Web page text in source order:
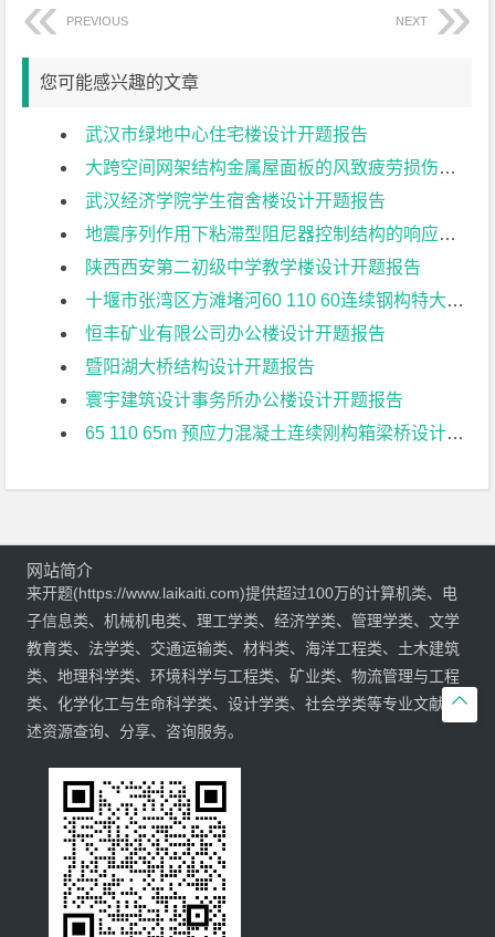
PREVIOUS NEXT
您可能感兴趣的文章
武汉市绿地中心住宅楼设计开题报告
大跨空间网架结构金属屋面板的风致疲劳损伤研究开题报告
武汉经济学院学生宿舍楼设计开题报告
地震序列作用下粘滞型阻尼器控制结构的响应特征研究开题报告
陕西西安第二初级中学教学楼设计开题报告
十堰市张湾区方滩堵河60 110 60连续钢构特大桥上部结构设计开题报告
恒丰矿业有限公司办公楼设计开题报告
暨阳湖大桥结构设计开题报告
寰宇建筑设计事务所办公楼设计开题报告
65 110 65m 预应力混凝土连续刚构箱梁桥设计开题报告

网站简介
来开题(https://www.laikaiti.com)提供超过100万的计算机类、电
子信息类、机械机电类、理工学类、经济学类、管理学类、文学
教育类、法学类、交通运输类、材料类、海洋工程类、土木建筑
类、地理科学类、环境科学与工程类、矿业类、物流管理与工程
类、化学化工与生命科学类、设计学类、社会学类等专业文献综
述资源查询、分享、咨询服务。